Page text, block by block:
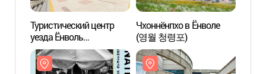
Туристический центр
уезда Ёнволь
(영월관광센터)
Чхоннёнпхо в Ёнволе
(영월 청령포)